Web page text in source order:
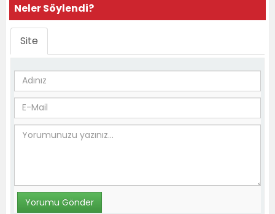
Neler Söylendi?
Site